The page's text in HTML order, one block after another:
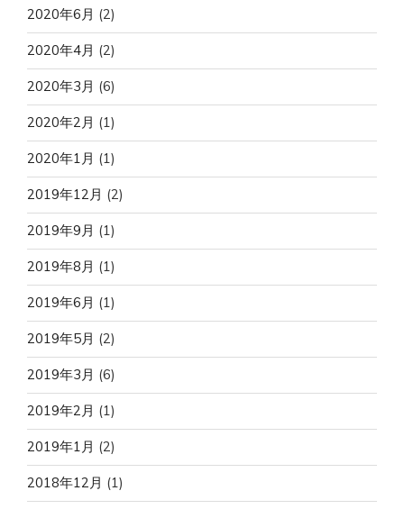
2020年6月 (2)
2020年4月 (2)
2020年3月 (6)
2020年2月 (1)
2020年1月 (1)
2019年12月 (2)
2019年9月 (1)
2019年8月 (1)
2019年6月 (1)
2019年5月 (2)
2019年3月 (6)
2019年2月 (1)
2019年1月 (2)
2018年12月 (1)